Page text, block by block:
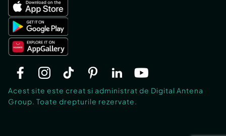
Acest site este creat si administrat de Digital Antena
Group. Toate drepturile rezervate.